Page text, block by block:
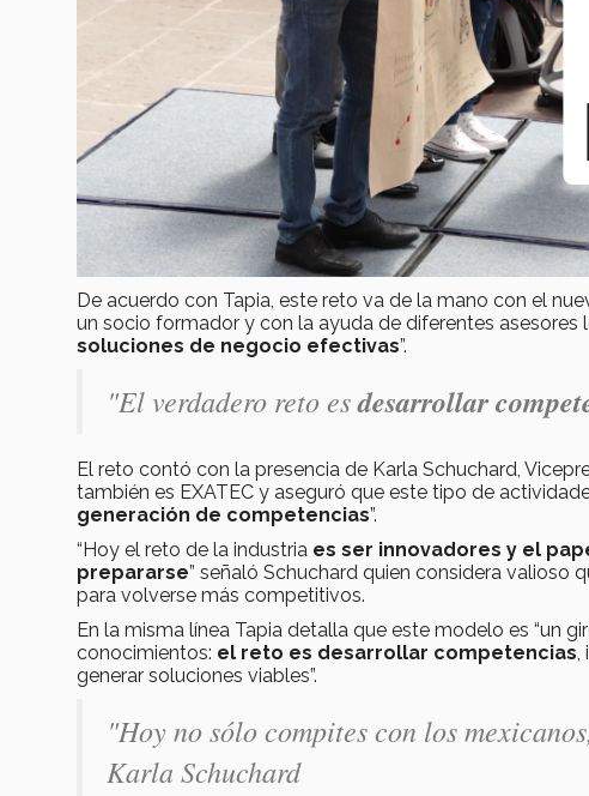
De acuerdo con Tapia, este reto va de la mano con el
un socio formador y con la ayuda de diferentes asesores
soluciones de negocio efectivas”.
"El verdadero reto esdesarrollar
El reto contó con la presencia de Karla Schuchard,
también es EXATEC y aseguró que este tipo de
generación de competencias”.
“Hoy el reto de la industria es ser innovadores y el
prepararse” señaló Schuchard quien considera
para volverse más competitivos.
En la misma línea Tapia detalla que este modelo es “un
conocimientos: el reto es desarrollar competencias,
generar soluciones viables”.
"Hoy no sólo compites con los
Karla Schuchard